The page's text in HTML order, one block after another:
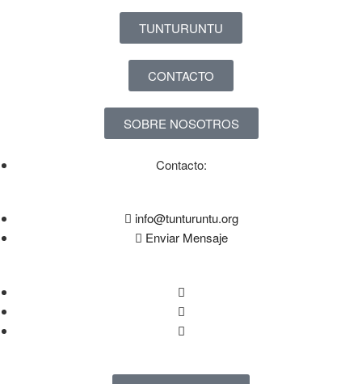
TUNTURUNTU
CONTACTO
SOBRE NOSOTROS
Contacto:
info@tunturuntu.org
Enviar Mensaje